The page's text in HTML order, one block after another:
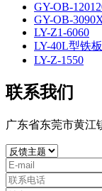
GY-OB-
GY-OB-
LY-Z1-6060
LY-40L型铁板
LY-Z-1550
联系我们
广东省东莞市黄江